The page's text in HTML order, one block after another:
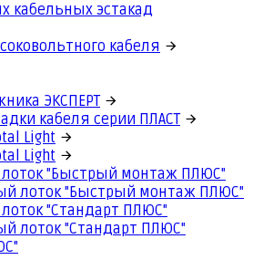
кабельных эстакад
кабеля
ЭКСПЕРТ
кабеля серии ПЛАСТ
Light
Light
"Быстрый монтаж ПЛЮС"
лоток "Быстрый монтаж ПЛЮС"
"Стандарт ПЛЮС"
лоток "Стандарт ПЛЮС"